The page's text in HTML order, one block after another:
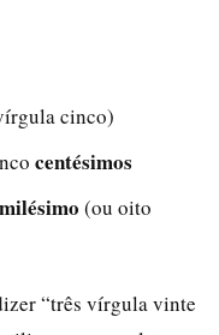
cinco)
centésimos
(ou oito
“três vírgula vinte